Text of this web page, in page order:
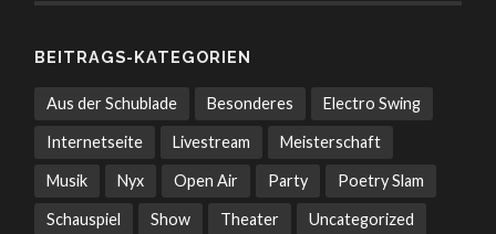
BEITRAGS-KATEGORIEN
Aus der Schublade Besonderes Electro Swing
Internetseite Livestream Meisterschaft
Musik Nyx Open Air Party Poetry Slam
Schauspiel Show Theater Uncategorized